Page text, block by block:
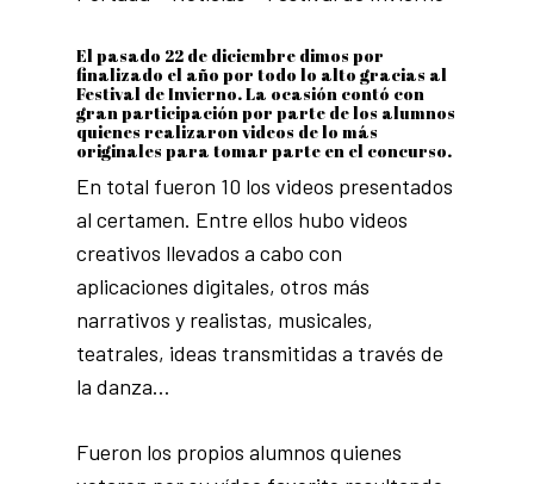
El pasado 22 de diciembre dimos por
finalizado el año por todo lo alto gracias al
Festival de Invierno. La ocasión contó con
gran participación por parte de los alumnos
quienes realizaron videos de lo más
originales para tomar parte en el concurso.
En total fueron 10 los videos presentados
al certamen. Entre ellos hubo videos
creativos llevados a cabo con
aplicaciones digitales, otros más
narrativos y realistas, musicales,
teatrales, ideas transmitidas a través de
la danza…
Fueron los propios alumnos quienes